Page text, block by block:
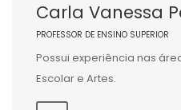
Carla Vanessa
PROFESSOR DE ENSINO SUPERIOR
Possui experiência nas
Escolar e Artes.